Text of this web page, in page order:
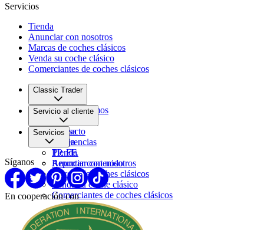
Servicios
Tienda
Anunciar con nosotros
Marcas de coches clásicos
Venda su coche clásico
Comerciantes de coches clásicos
Classic Trader
Quiénes somos
Empleo
Prensa
Pareja
Servicio al cliente
Contacto
Sugerencias
PP. FF.
Reportar contenido
Servicios
Tienda
Anunciar con nosotros
Marcas de coches clásicos
Venda su coche clásico
Comerciantes de coches clásicos
Síganos
En cooperación con